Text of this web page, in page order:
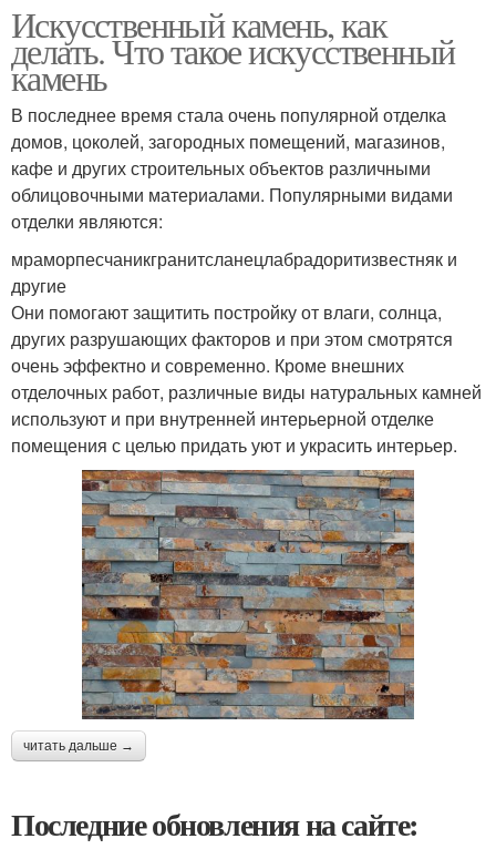
Искусственный камень, как
делать. Что такое искусственный
камень
В последнее время стала очень популярной отделка
домов, цоколей, загородных помещений, магазинов,
кафе и других строительных объектов различными
облицовочными материалами. Популярными видами
отделки являются:
мраморпесчаникгранитсланецлабрадоритизвестняк и
другие
Они помогают защитить постройку от влаги, солнца,
других разрушающих факторов и при этом смотрятся
очень эффектно и современно. Кроме внешних
отделочных работ, различные виды натуральных камней
используют и при внутренней интерьерной отделке
помещения с целью придать уют и украсить интерьер.
читать дальше →
Последние обновления на сайте: